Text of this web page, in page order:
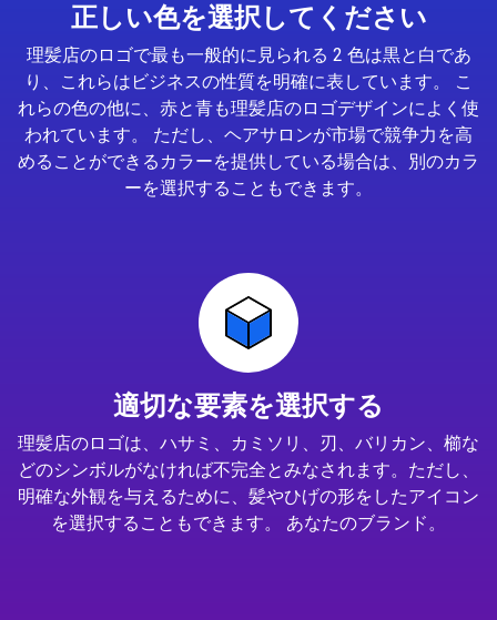
正しい色を選択してください
理髪店のロゴで最も一般的に見られる 2 色は黒と白であ
り、これらはビジネスの性質を明確に表しています。 こ
れらの色の他に、赤と青も理髪店のロゴデザインによく使
われています。 ただし、ヘアサロンが市場で競争力を高
めることができるカラーを提供している場合は、別のカラ
ーを選択することもできます。
適切な要素を選択する
理髪店のロゴは、ハサミ、カミソリ、刃、バリカン、櫛な
どのシンボルがなければ不完全とみなされます。ただし、
明確な外観を与えるために、髪やひげの形をしたアイコン
を選択することもできます。 あなたのブランド。